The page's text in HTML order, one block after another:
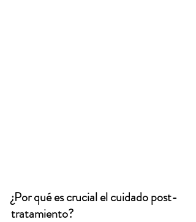
¿Por qué es crucial el cuidado post-
tratamiento?